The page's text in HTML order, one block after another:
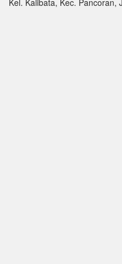
Kel. Kalibata, Kec. Pancoran,